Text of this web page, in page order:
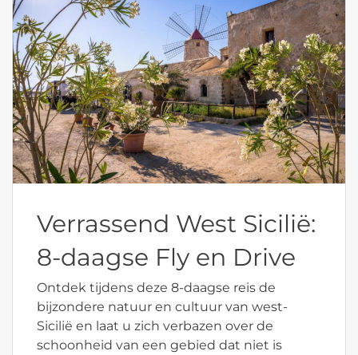
Verrassend West Sicilië:
8-daagse Fly en Drive
Ontdek tijdens deze 8-daagse reis de
bijzondere natuur en cultuur van west-
Sicilië en laat u zich verbazen over de
schoonheid van een gebied dat niet is